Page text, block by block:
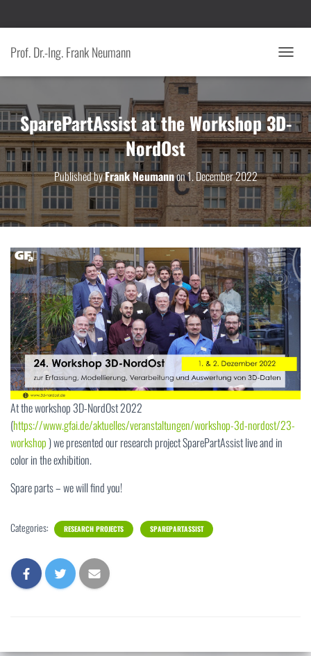
Prof. Dr.-Ing. Frank Neumann
O
G
L
E
N
I
G
A
T
O
N
SparePartAssist at the Workshop 3D-
NordOst
Published byFrank Neumannon1. December 2022
At the workshop 3D-NordOst 2022
(https://www.gfai.de/aktuelles/veranstaltungen/workshop-3d-nordost/23-
workshop) we presented our research project SparePartAssist live and in
color in the exhibition.
Spare parts – we will find you!
Categories: RESEARCH PROJECTS SPAREPARTASSIST